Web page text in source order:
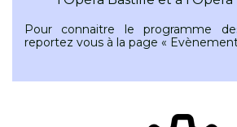
Pour connaitre le programme
reportez vous à la page «